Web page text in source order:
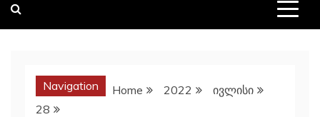
Navigation Home 2022
ივლისი
28